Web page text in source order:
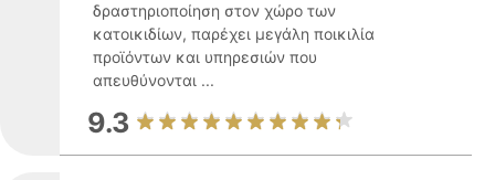
δραστηριοποίηση στον χώρο των
κατοικιδίων, παρέχει μεγάλη ποικιλία
προϊόντων και υπηρεσιών που
απευθύνονται ...
9.3